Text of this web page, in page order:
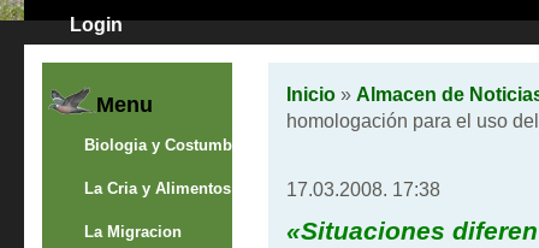
Login
Menu
Biologia y Costumbres
La Cria y Alimentos
La Migracion
Inicio» Almacen de
homologación para el uso
17.03.2008. 17:38
«Situaciones